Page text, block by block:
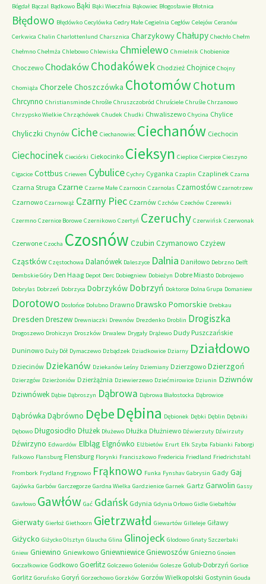
Bógdał Bączal Bądkowo Bąki Bąki Wieczfnia Bąkowiec Błogosławie Błotnica
Błędowo Błędówko Cecylówka Cedry Małe Cegielnia Cegłów Celejów Ceranów
Cerkwica Chalin Charlottenlund Charsznica CharzykowyChałupy Chechło Chełm
Chełmno Chełmża Chlebowo Chlewiska Chmielewo Chmielnik Chobienice
Choczewo ChodakówChodakówek Chodzież Chojnice Chojny
Chomiąża Chorzele Choszczówka ChotomówChotum
Chrcynno Christiansminde Chrośle Chruszczobród Chruściele Chruśle Chrzanowo
Chrzypsko Wielkie Chrząchówek Chudek Chudki Chwaliszewo Chycina Chylice
Chyliczki Chynów Ciche Ciechanowiec Ciechanów Ciechocin
Ciechocinek Cieciórki Ciekocinko Cieksyn Cieplice Cierpice Cieszyno
Cigacice Cottbus Criewen Cybulice Cychry Cyganka Czaplin Czaplinek Czarna
Czarna Struga Czarne Czarne Małe Czarnocin Czarnolas Czarnostów Czarnotrzew
Czarnowo Czarnowąż Czarny Piec Czarnów Czchów Czechów Czerewki
Czermno Czernice Borowe Czernikowo Czertyń Czeruchy Czerwińsk Czerwonak
Czerwone Czocha Czosnów Czubin Czymanowo Czyżew
Cząstków Częstochowa Dalanówek Daleszyce Dalnia Daniłowo Debrzno Delft
Dembskie Góry Den Haag Depot Derc Dobiegniew Dobieżyn Dobre Miasto Dobrojewo
Dobrylas Dobrzeń Dobrzyca Dobrzyków Dobrzyń Doktorce Dolna Grupa Domaniew
Dorotowo Dosłońce Dołubno Drawno Drawsko Pomorskie Drebkau
Dresden Dreszew Drewniaczki Drewnów Drezdenko Droblin Drogiszka
Drogoszewo Drohiczyn Droszków Drwalew Drygały Drążewo Dudy Puszczańskie
Duninowo Duży Dół Dymaczewo Dzbądzek Dziadkowice Dziarny Działdowo
Dziecinów Dziekanów Dziekanów Leśny Dziemiany Dzierzgowo Dzierzgoń
Dzierzgów Dzierżoniów Dzierżążnia Dziewierzewo Dziećmirowice Dziunin Dziwnów
Dziwnówek Dąbie Dąbroszyn Dąbrowa Dąbrowa Białostocka Dąbrowice
Dąbrówka Dąbrówno Dębe Dębina Dębionek Dębki Dęblin Dębniki
Dębowo Długosiodło Dłużek Dłużewo Dłużka Dłużniewo Dźwierzuty Dźwirzuty
Dźwirzyno Edwardów Elbląg Elgnówko Elżbietów Erurt Ełk Szyba Fabianki Faborgi
Falkowo Flansburg Flensburg Florynki Franciszkowo Fredericia Friedland Friedrichstahl
Frombork Frydland Frygnowo Frąknowo Funka Fynshav Gabrysin Gady Gaj
Gajówka Garbów Garczegorze Gardna Wielka Gardzienice Garnek Gartz Garwolin Gassy
Gawłowo Gawłów Gać Gdańsk Gdynia Gdynia Orłowo Gidle Giebałtów
Gierwaty Gierłoż Giethoorn Gietrzwałd Giewartów Gilleleje Giławy
Giżycko Giżycko Olsztyn Glaucha Glina Glinojeck Glodowo Gnaty Szczerbaki
Gniew Gniewino Gniewkowo GniewniewiceGniewoszów Gniezno Gnoien
Goczałkowice Godkowo Goerlitz Golczewo Goleniów Golesze Golub-Dobrzyń Gorlice
Gorlitz Goruńsko Goryń Gorzechowo Gorzków Gorzów Wielkopolski Gostynin Gouda